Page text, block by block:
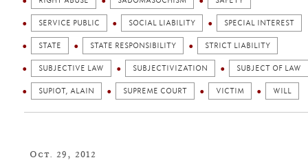
SERVICE PUBLIC SOCIAL LIABILITY SPECIAL INTEREST
STATE STATE RESPONSIBILITY STRICT LIABILITY
SUBJECTIVE LAW SUBJECTIVIZATION SUBJECT OF LAW
SUPIOT, ALAIN SUPREME COURT VICTIM WILL
Oct. 29, 2012